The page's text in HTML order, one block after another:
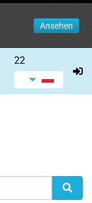
Ansehen
22